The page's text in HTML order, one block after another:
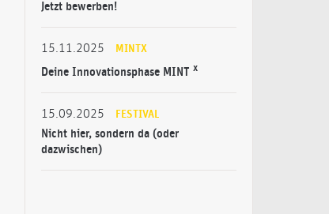
Jetzt bewerben!
15.11.2025 MINTX
Deine Innovationsphase MINT x
15.09.2025 FESTIVAL
Nicht hier, sondern da (oder
dazwischen)